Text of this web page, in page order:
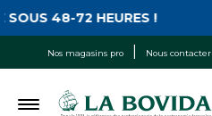
Nos magasins pro Nous contacter
48-72 HEURES !